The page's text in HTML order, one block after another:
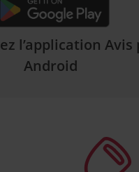
l’application Avis
Android